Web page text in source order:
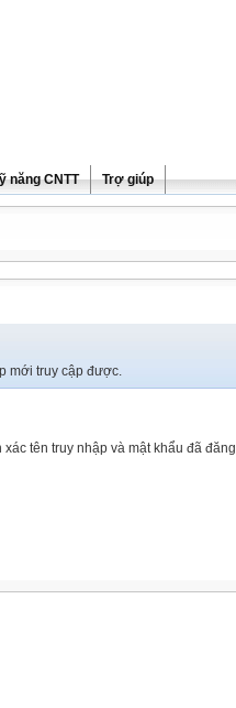
năng CNTT Trợ giúp
mới truy cập được.
tên truy nhập và mật khẩu đã đăng